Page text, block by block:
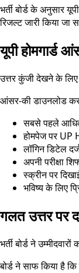
भर्ती बोर्ड के अनुसार
रिजल्ट जारी किया जा
यूपी
उत्तर कुंजी देखने के लिए
आंसर-की डाउनलोड
सबसे पहले
होमपेज पर
लॉगिन डिटेल
अपनी परीक्षा
स्क्रीन पर
भविष्य के लिए
गलत उत्तर पर
भर्ती बोर्ड ने
बोर्ड ने साफ किया है